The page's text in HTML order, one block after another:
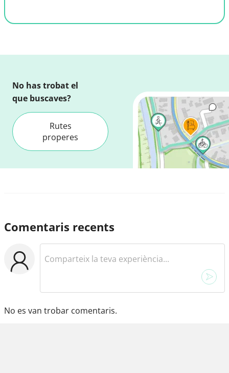
No has trobat el
que buscaves?
Rutes
properes
Comentaris recents
No es van trobar comentaris.